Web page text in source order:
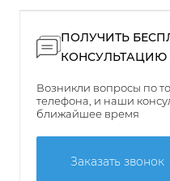
ПОЛУЧИТЬ
КОНСУЛЬТАЦИЮ
Возникли вопросы по
телефона, и наши
ближайшее время
Заказать звонок